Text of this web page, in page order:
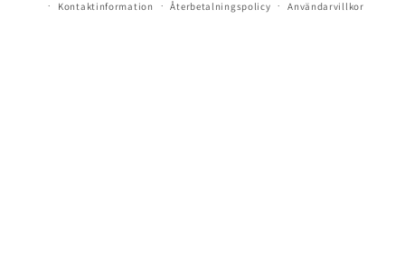
Kontaktinformation Återbetalningspolicy Användarvillkor